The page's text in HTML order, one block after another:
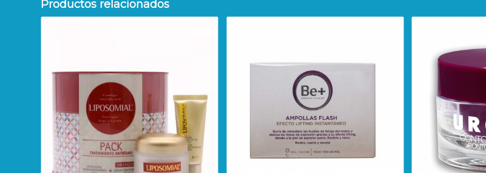
Productos relacionados